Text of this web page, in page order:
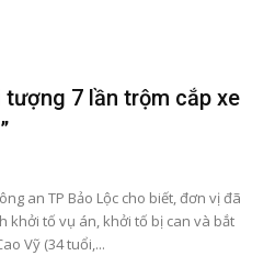
tượng 7 lần trộm cắp xe
an TP Bảo Lộc cho biết, đơn vị đã
khởi tố vụ án, khởi tố bị can và bắt
Vỹ (34 tuổi,...